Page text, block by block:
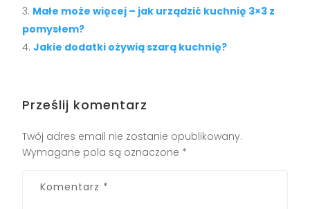
Małe może więcej – jak urządzić kuchnię 3×3 z
pomysłem?
Jakie dodatki ożywią szarą kuchnię?
Prześlij komentarz
Twój adres email nie zostanie opublikowany.
Wymagane pola są oznaczone *